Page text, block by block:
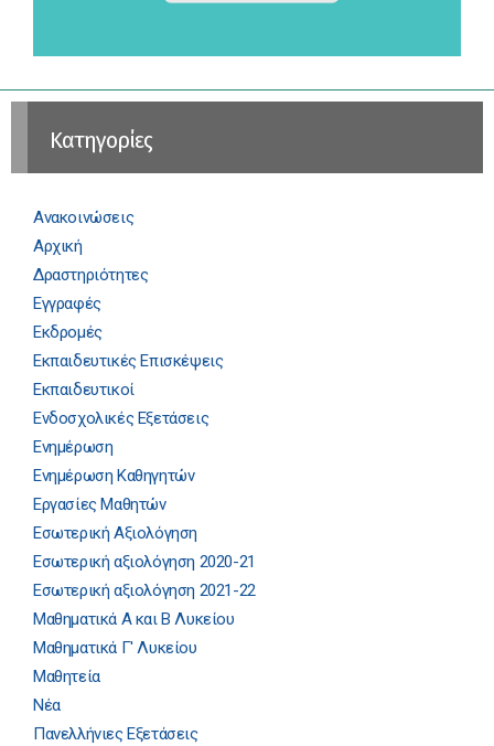
Kατηγορίες
Ανακοινώσεις
Αρχική
Δραστηριότητες
Εγγραφές
Εκδρομές
Εκπαιδευτικές Επισκέψεις
Εκπαιδευτικοί
Ενδοσχολικές Εξετάσεις
Ενημέρωση
Ενημέρωση Καθηγητών
Εργασίες Μαθητών
Εσωτερική Αξιολόγηση
Εσωτερική αξιολόγηση 2020-21
Εσωτερική αξιολόγηση 2021-22
Μαθηματικά Α και Β Λυκείου
Μαθηματικά Γ' Λυκείου
Μαθητεία
Νέα
Πανελλήνιες Εξετάσεις